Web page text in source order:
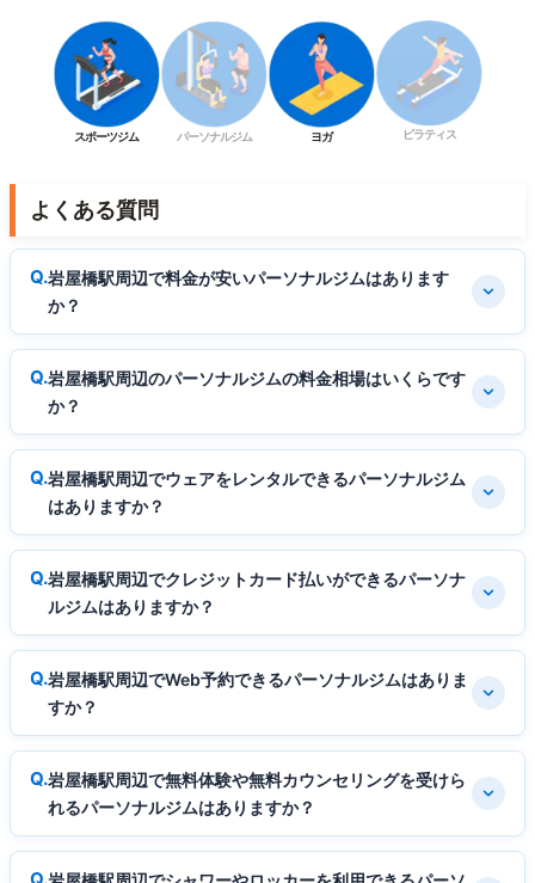
スポーツジム パーソナルジム ヨガ ピラティス
よくある質問
岩屋橋駅周辺で料金が安いパーソナルジムはあります
か？
岩屋橋駅周辺のパーソナルジムの料金相場はいくらです
か？
岩屋橋駅周辺でウェアをレンタルできるパーソナルジム
はありますか？
岩屋橋駅周辺でクレジットカード払いができるパーソナ
ルジムはありますか？
岩屋橋駅周辺でWeb予約できるパーソナルジムはありま
すか？
岩屋橋駅周辺で無料体験や無料カウンセリングを受けら
れるパーソナルジムはありますか？